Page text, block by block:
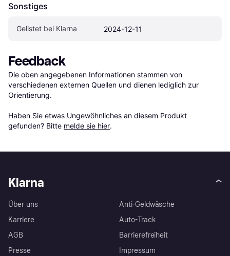
Sonstiges
Gelistet bei Klarna 2024-12-11
Feedback
Die oben angegebenen Informationen stammen von
verschiedenen externen Quellen und dienen lediglich zur
Orientierung.
Haben Sie etwas Ungewöhnliches an diesem Produkt
gefunden? Bitte melde sie hier.
Klarna
Über uns
Karriere
AGB
Presse
Anti-Geldwäsche
Auto-Track
Barrierefreiheit
Impressum